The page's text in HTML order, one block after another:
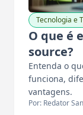
Tecnologia e
O que é
source?
Entenda o
funciona,
vantagens.
Por: Redator